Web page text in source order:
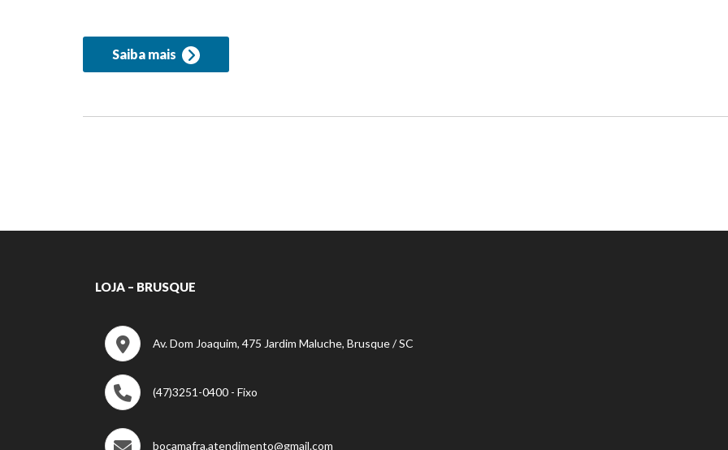
Saiba mais
LOJA – BRUSQUE
Av. Dom Joaquim, 475 Jardim Maluche, Brusque / SC
(47)3251-0400 - Fixo
bocamafra.atendimento@gmail.com